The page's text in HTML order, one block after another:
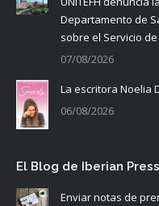
Departamento de
sobre el Servicio de
07/08/2026
La escritora Noelia
06/08/2026
El Blog de Iberian Press
Enviar notas de